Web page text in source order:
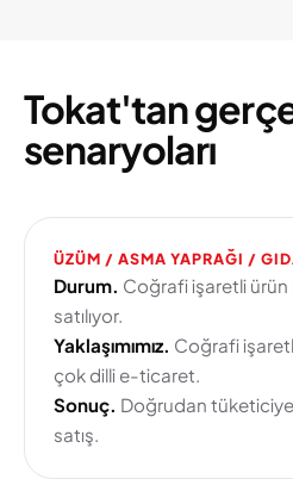
Tokat'tan
senaryoları
ÜZÜM / ASMA YAPRAĞI /
Durum. Coğrafi işaretli ürün
satılıyor.
Yaklaşımımız. Coğrafi
çok dilli e-ticaret.
Sonuç. Doğrudan
satış.